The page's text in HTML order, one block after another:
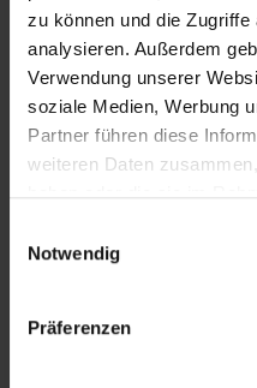
zu können und die
analysieren. Außerdem
Verwendung unserer
soziale Medien, Werbung
Partner führen diese
weiteren Daten
haben oder die sie im
Notwendig
Präferenzen
Versand
FAQ